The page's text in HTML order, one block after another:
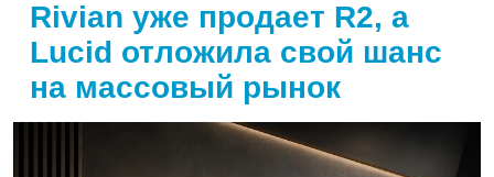
Rivian уже продает R2, а
Lucid отложила свой шанс
на массовый рынок